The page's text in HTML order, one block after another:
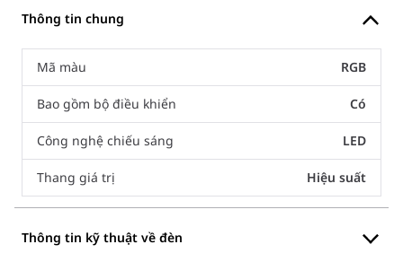
Thông tin chung
Mã màu RGB
Bao gồm bộ điều khiển Có
Công nghệ chiếu sáng LED
Thang giá trị Hiệu suất
Thông tin kỹ thuật về đèn